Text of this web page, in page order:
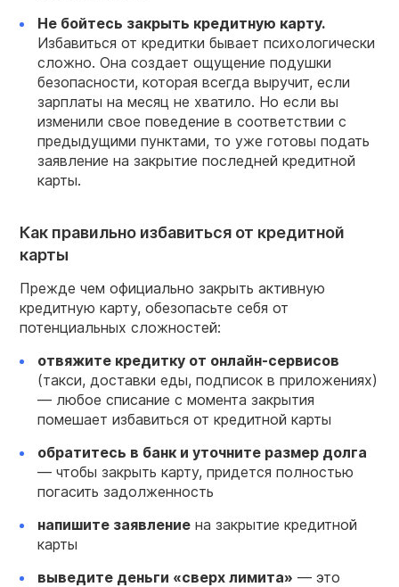
Не бойтесь закрыть кредитную карту.
Избавиться от кредитки бывает психологически
сложно. Она создает ощущение подушки
безопасности, которая всегда выручит, если
зарплаты на месяц не хватило. Но если вы
изменили свое поведение в соответствии с
предыдущими пунктами, то уже готовы подать
заявление на закрытие последней кредитной
карты.
Как правильно избавиться от кредитной
карты
Прежде чем официально закрыть активную
кредитную карту, обезопасьте себя от
потенциальных сложностей:
отвяжите кредитку от онлайн-сервисов
(такси, доставки еды, подписок в приложениях)
— любое списание с момента закрытия
помешает избавиться от кредитной карты
обратитесь в банк и уточните размер долга
— чтобы закрыть карту, придется полностью
погасить задолженность
напишите заявление на закрытие кредитной
карты
выведите деньги «сверх лимита» — это